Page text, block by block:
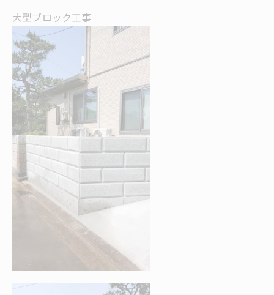
大型ブロック工事